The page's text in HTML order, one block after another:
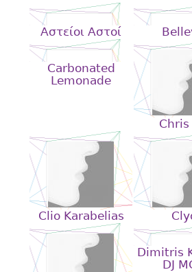
Aστείοι Αστοί
Carbonated
Lemonade
Clio Karabelias
Dimitris
DJ